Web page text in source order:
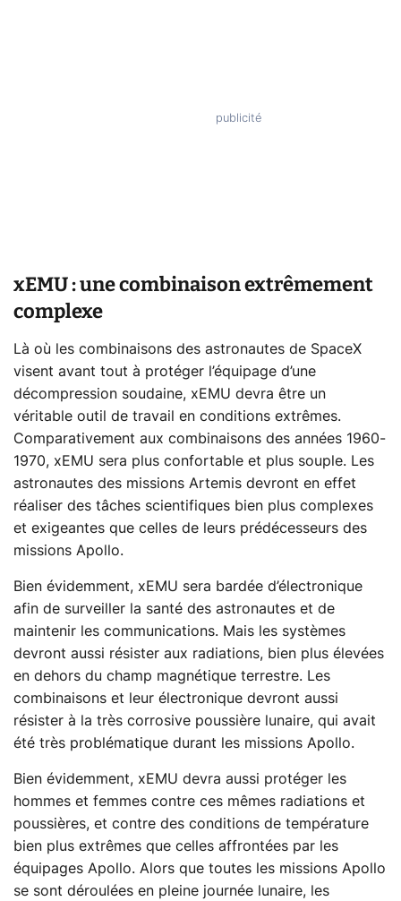
xEMU : une combinaison extrêmement
complexe
Là où les combinaisons des astronautes de SpaceX
visent avant tout à protéger l’équipage d’une
décompression soudaine, xEMU devra être un
véritable outil de travail en conditions extrêmes.
Comparativement aux combinaisons des années 1960-
1970, xEMU sera plus confortable et plus souple. Les
astronautes des missions Artemis devront en effet
réaliser des tâches scientifiques bien plus complexes
et exigeantes que celles de leurs prédécesseurs des
missions Apollo.
Bien évidemment, xEMU sera bardée d’électronique
afin de surveiller la santé des astronautes et de
maintenir les communications. Mais les systèmes
devront aussi résister aux radiations, bien plus élevées
en dehors du champ magnétique terrestre. Les
combinaisons et leur électronique devront aussi
résister à la très corrosive poussière lunaire, qui avait
été très problématique durant les missions Apollo.
Bien évidemment, xEMU devra aussi protéger les
hommes et femmes contre ces mêmes radiations et
poussières, et contre des conditions de température
bien plus extrêmes que celles affrontées par les
équipages Apollo. Alors que toutes les missions Apollo
se sont déroulées en pleine journée lunaire, les